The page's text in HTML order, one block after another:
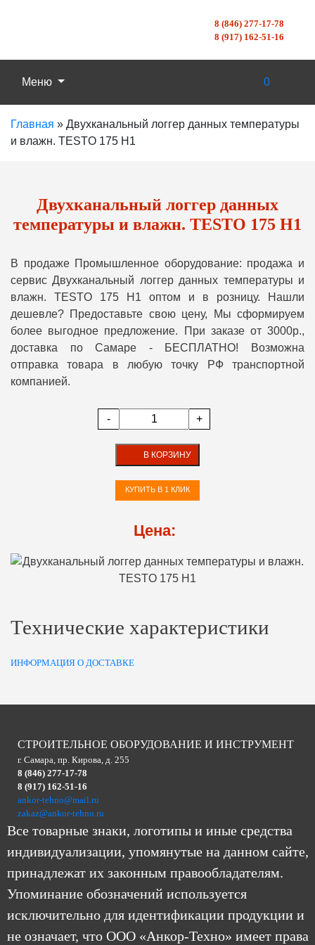
8 (846) 277-17-78
8 (917) 162-51-16
Меню 0
Главная » Двухканальный логгер данных температуры
и влажн. TESTO 175 H1
Двухканальный логгер данных
температуры и влажн. TESTO 175 H1
В продаже Промышленное оборудование: продажа и
сервис Двухканальный логгер данных температуры и
влажн. TESTO 175 H1 оптом и в розницу. Нашли
дешевле? Предоставьте свою цену, Мы сформируем
более выгодное предложение. При заказе от 3000р.,
доставка по Самаре - БЕСПЛАТНО! Возможна
отправка товара в любую точку РФ транспортной
компанией.
- +
В КОРЗИНУ
КУПИТЬ В 1 КЛИК
Цена:
Технические характеристики
ИНФОРМАЦИЯ О ДОСТАВКЕ
СТРОИТЕЛЬНОЕ ОБОРУДОВАНИЕ И ИНСТРУМЕНТ
г. Самара, пр. Кирова, д. 255
8 (846) 277-17-78
8 (917) 162-51-16
ankor-tehno@mail.ru
zakaz@ankor-tehno.ru
Все товарные знаки, логотипы и иные средства
индивидуализации, упомянутые на данном сайте,
принадлежат их законным правообладателям.
Упоминание обозначений используется
исключительно для идентификации продукции и
не означает, что ООО «Анкор-Техно» имеет права